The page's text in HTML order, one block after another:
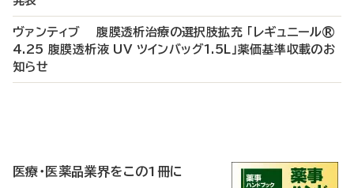
ヴァンティブ 腹膜透析治療の選択肢拡充 「レギュニール®
4.25 腹膜透析液 UV ツインバッグ1.5L」薬価基準収載のお
知らせ
医療・医薬品業界をこの1冊に